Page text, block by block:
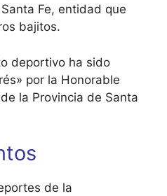
Fe, entidad que
bajitos.
deportivo ha sido
por la Honorable
la Provincia de Santa
de la